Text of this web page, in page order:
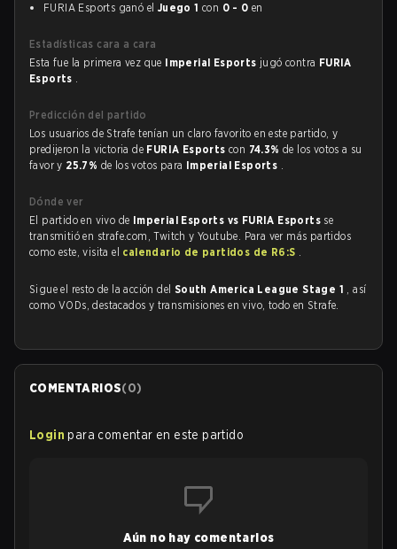
FURIA Esports ganó el Juego 1 con 0 - 0 en
Estadísticas cara a cara
Esta fue la primera vez que Imperial Esports jugó contra FURIA
Esports .
Predicción del partido
Los usuarios de Strafe tenían un claro favorito en este partido, y
predijeron la victoria de FURIA Esportscon 74.3%de los votos a su
favor y 25.7% de los votos para Imperial Esports .
Dónde ver
El partido en vivo de Imperial Esports vs FURIA Esports se
transmitió en strafe.com, Twitch y Youtube. Para ver más partidos
como este, visita el calendario de partidos de R6:S .
Sigue el resto de la acción del South America League Stage 1 , así
como VODs, destacados y transmisiones en vivo, todo en Strafe.
COMENTARIOS(0)
Login para comentar en este partido
Aún no hay comentarios